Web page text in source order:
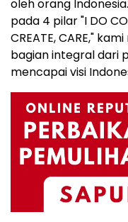
oleh orang
pada 4 pilar "I DO
CREATE, CARE,"
bagian integral dari
mencapai visi